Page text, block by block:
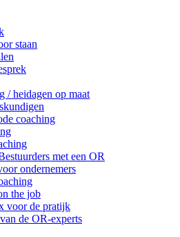
staan
/ heidagen op maat
coaching
met een OR
ondernemers
the job
voor de pratijk
de OR-experts